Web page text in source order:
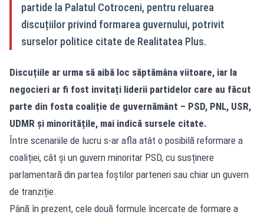
partide la Palatul Cotroceni, pentru reluarea
discuțiilor privind formarea guvernului, potrivit
surselor politice citate de Realitatea Plus.
Discuțiile ar urma să aibă loc săptămâna viitoare, iar la
negocieri ar fi fost invitați liderii partidelor care au făcut
parte din fosta coaliție de guvernământ – PSD, PNL, USR,
UDMR și minoritățile, mai indică sursele citate.
Între scenariile de lucru s-ar afla atât o posibilă reformare a
coaliției, cât și un guvern minoritar PSD, cu susținere
parlamentară din partea foștilor parteneri sau chiar un guvern
de tranziție.
Până în prezent, cele două formule încercate de formare a